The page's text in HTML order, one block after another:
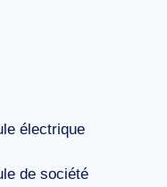
électrique
de société